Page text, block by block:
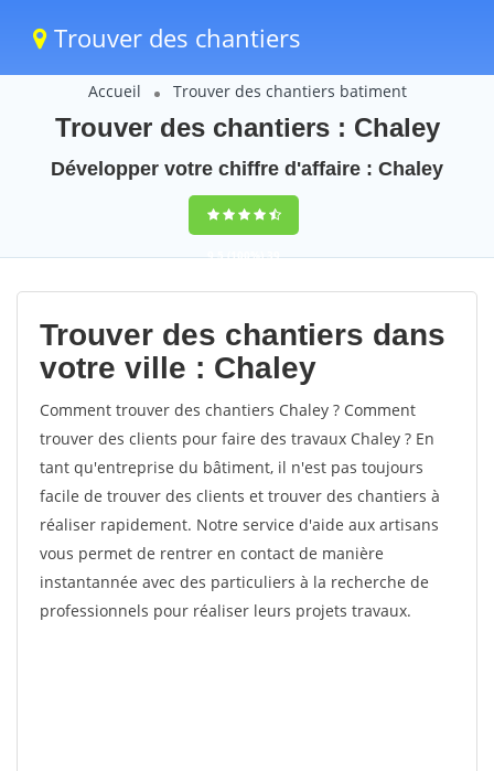
Trouver des chantiers
Accueil Trouver des chantiers batiment
Trouver des chantiers : Chaley
Développer votre chiffre d'affaire : Chaley
9,5(100%)39
votes
Trouver des chantiers dans
votre ville : Chaley
Comment trouver des chantiers Chaley ? Comment
trouver des clients pour faire des travaux Chaley ? En
tant qu'entreprise du bâtiment, il n'est pas toujours
facile de trouver des clients et trouver des chantiers à
réaliser rapidement. Notre service d'aide aux artisans
vous permet de rentrer en contact de manière
instantannée avec des particuliers à la recherche de
professionnels pour réaliser leurs projets travaux.